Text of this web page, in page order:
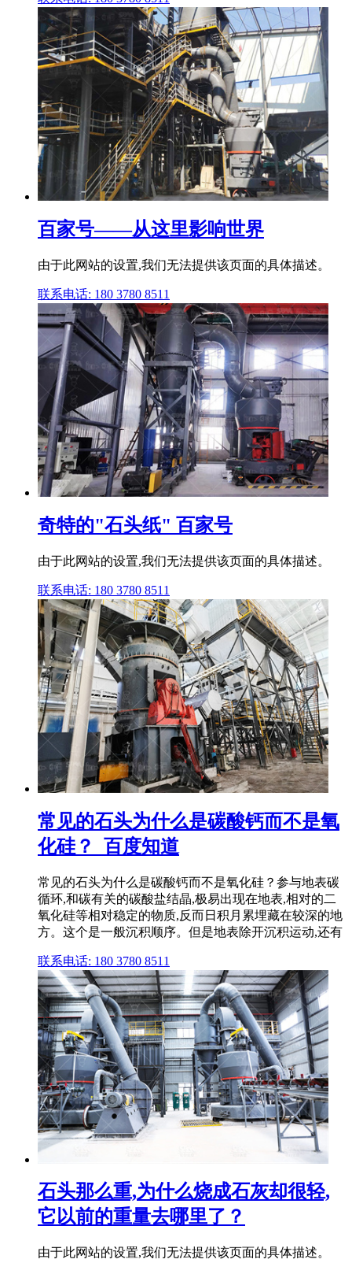
百家号——从这里影响世界
由于此网站的设置,我们无法提供该页面的具体描述。
联系电话: 180 3780 8511
奇特的"石头纸" 百家号
由于此网站的设置,我们无法提供该页面的具体描述。
联系电话: 180 3780 8511
常见的石头为什么是碳酸钙而不是氧
化硅？_百度知道
常见的石头为什么是碳酸钙而不是氧化硅？参与地表碳
循环,和碳有关的碳酸盐结晶,极易出现在地表,相对的二
氧化硅等相对稳定的物质,反而日积月累埋藏在较深的地
方。这个是一般沉积顺序。但是地表除开沉积运动,还有
联系电话: 180 3780 8511
石头那么重,为什么烧成石灰却很轻,
它以前的重量去哪里了？
由于此网站的设置,我们无法提供该页面的具体描述。